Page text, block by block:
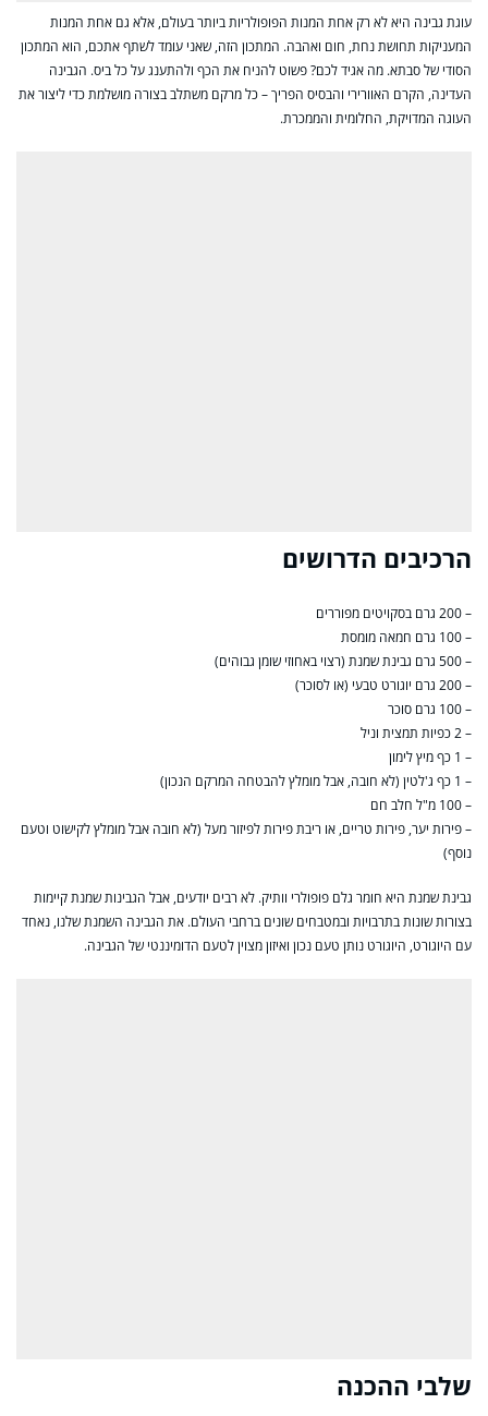
עוגת גבינה היא לא רק אחת המנות הפופולריות ביותר בעולם, אלא גם אחת המנות
המעניקות תחושת נחת, חום ואהבה. המתכון הזה, שאני עומד לשתף אתכם, הוא המתכון
הסודי של סבתא. מה אגיד לכם? פשוט להניח את הכף ולהתענג על כל ביס. הגבינה
העדינה, הקרם האוורירי והבסיס הפריך – כל מרקם משתלב בצורה מושלמת כדי ליצור את
העוגה המדויקת, החלומית והממכרת.
הרכיבים הדרושים
– 200 גרם בסקויטים מפוררים
– 100 גרם חמאה מומסת
– 500 גרם גבינת שמנת (רצוי באחוזי שומן גבוהים)
– 200 גרם יוגורט טבעי (או לסוכר)
– 100 גרם סוכר
– 2 כפיות תמצית וניל
– 1 כף מיץ לימון
– 1 כף ג'לטין (לא חובה, אבל מומלץ להבטחה המרקם הנכון)
– 100 מ"ל חלב חם
– פירות יער, פירות טריים, או ריבת פירות לפיזור מעל (לא חובה אבל מומלץ לקישוט וטעם
נוסף)
גבינת שמנת היא חומר גלם פופולרי וותיק. לא רבים יודעים, אבל הגבינות שמנת קיימות
בצורות שונות בתרבויות ובמטבחים שונים ברחבי העולם. את הגבינה השמנת שלנו, נאחד
עם היוגורט, היוגורט נותן טעם נכון ואיזון מצוין לטעם הדומיננטי של הגבינה.
שלבי ההכנה